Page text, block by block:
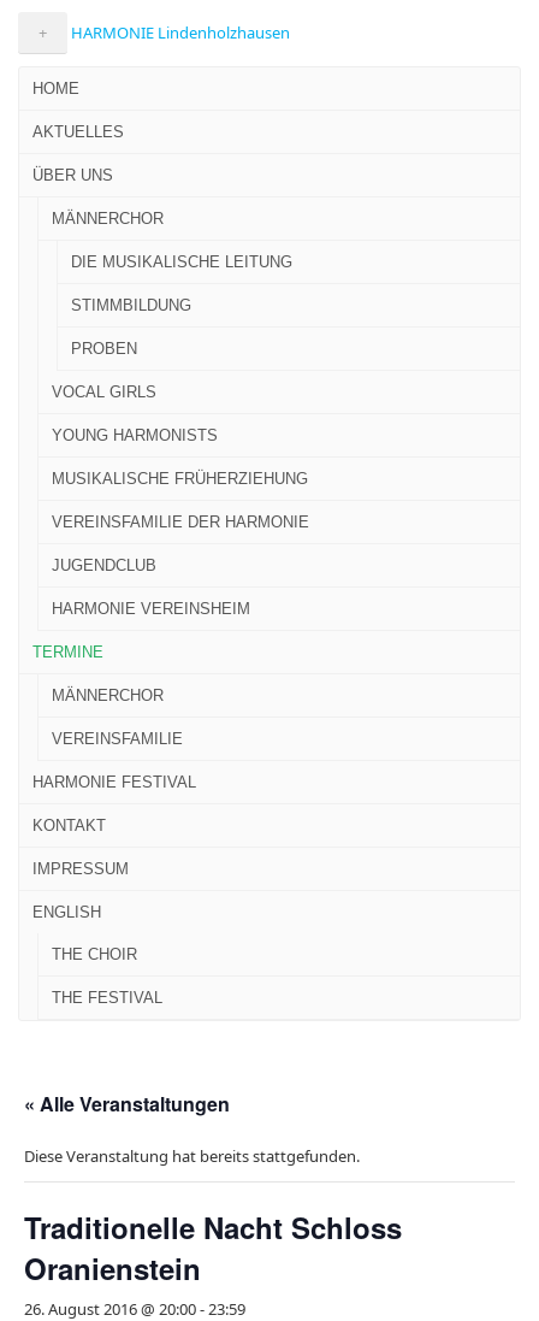
+ HARMONIE Lindenholzhausen
HOME
AKTUELLES
ÜBER UNS
MÄNNERCHOR
DIE MUSIKALISCHE LEITUNG
STIMMBILDUNG
PROBEN
VOCAL GIRLS
YOUNG HARMONISTS
MUSIKALISCHE FRÜHERZIEHUNG
VEREINSFAMILIE DER HARMONIE
JUGENDCLUB
HARMONIE VEREINSHEIM
TERMINE
MÄNNERCHOR
VEREINSFAMILIE
HARMONIE FESTIVAL
KONTAKT
IMPRESSUM
ENGLISH
THE CHOIR
THE FESTIVAL
« Alle Veranstaltungen
Diese Veranstaltung hat bereits stattgefunden.
Traditionelle Nacht Schloss
Oranienstein
26. August 2016 @ 20:00-23:59